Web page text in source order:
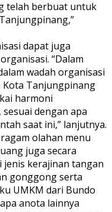
telah berbuat untuk
dapat juga
“Dalam
wadah organisasi
Kota Tanjungpinang
harmoni
dengan apa
saat ini,” lanjutnya.
olahan menu
juga secara
kerajinan tangan
gonggong serta
UMKM dari Bundo
anota lainnya